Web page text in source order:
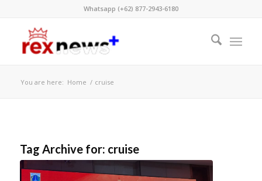
Whatsapp (+62) 877-2943-6180
You are here: Home / cruise
Tag Archive for: cruise